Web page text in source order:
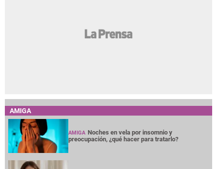
AMIGA
AMIGA Noches en vela por insomnio y
preocupación, ¿qué hacer para tratarlo?